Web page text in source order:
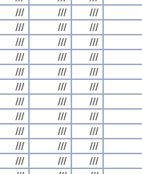
/// /// ///
/// /// ///
/// /// ///
/// /// ///
/// /// ///
/// /// ///
/// /// ///
/// /// ///
/// /// ///
/// /// ///
/// /// ///